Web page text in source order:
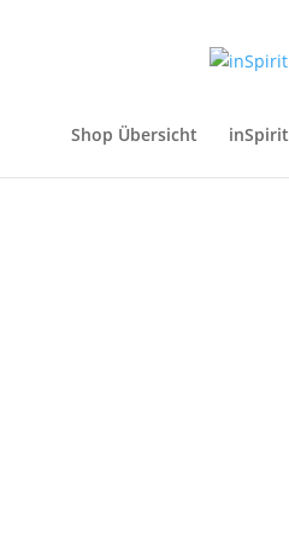
Shop Übersicht inSpirit